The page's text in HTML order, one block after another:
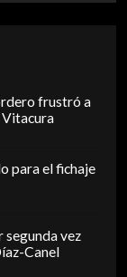
frustró a
para el fichaje
segunda vez
Canel